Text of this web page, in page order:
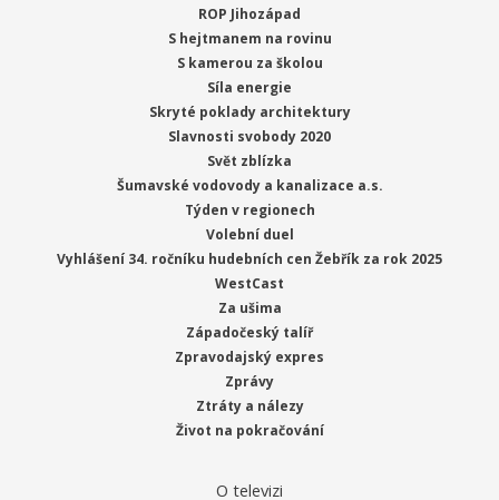
ROP Jihozápad
S hejtmanem na rovinu
S kamerou za školou
Síla energie
Skryté poklady architektury
Slavnosti svobody 2020
Svět zblízka
Šumavské vodovody a kanalizace a.s.
Týden v regionech
Volební duel
Vyhlášení 34. ročníku hudebních cen Žebřík za rok 2025
WestCast
Za ušima
Západočeský talíř
Zpravodajský expres
Zprávy
Ztráty a nálezy
Život na pokračování
O televizi